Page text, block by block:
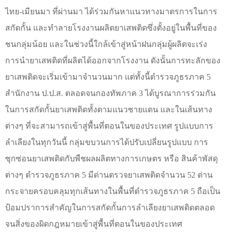
ไทย-เมียนมา ที่ผ่านมา ได้ร่วมกันหาแนวทางมาตรการในการ
สกัดกั้น และทำลายโรงงานผลิตยาเสพติดซึ่งตั้งอยู่ในพื้นที่ของ
ชนกลุ่มน้อย และในช่วงนี้ใกล้เข้าสู่หน้าฝนกลุ่มผู้ผลิตจะเร่ง
การนำยาเสพติดที่ผลิตได้ออกจากโรงงาน ดังนั้นการทะลักของ
ยาเสพติดจะเริ่มเข้ามาจำนวนมาก แต่ทั้งนี้ตำรวจภูธรภาค 5
สำนักงาน ป.ป.ส. ตลอดจนกองทัพภาค 3 ได้บูรณาการร่วมกัน
ในการสกัดกั้นยาเสพติดทั้งตามแนวชายแดน และในเส้นทาง
ต่างๆ ที่จะสามารถเข้าสู่พื้นที่ตอนในของประเทศ รูปแบบการ
ลำเลียงในทุกวันนี้ กลุ่มขบวนการได้ปรับเปลี่ยนรูปแบบ การ
ซุกซ่อนยาเสพติดกับพืชผลผลิตทางการเกษตร หรือ สินค้าพัสดุ
ต่างๆ ตำรวจภูธรภาค 5 มีด่านตรวจยาเสพติดจำนวน 52 ด่าน
กระจายครอบคลุมทุกเส้นทางในพื้นที่ตำรวจภูธรภาค 5 ถือเป็น
ป้อมปราการสำคัญในการสกัดกั้นการลำเลียงยาเสพติดตลอด
จนสิ่งของผิดกฎหมายเข้าสู่พื้นที่ตอนในของประเทศ